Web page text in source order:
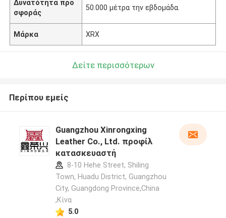
Δυνατότητα προ
σφοράς
50.000 μέτρα την εβδομάδα.
Μάρκα XRX
Δείτε περισσότερων
Περίπου εμείς
Guangzhou Xinrongxing
Leather Co., Ltd. προφίλ
κατασκευαστή
8-10 Hehe Street, Shiling
Town, Huadu District, Guangzhou
City, Guangdong Province,China
,Κίνα
5.0